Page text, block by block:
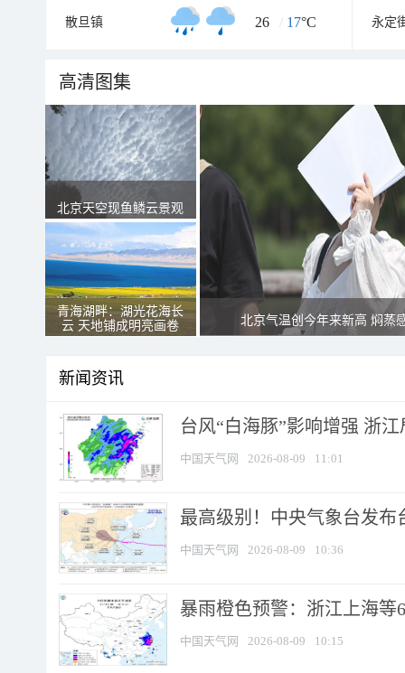
散旦镇 26 / 17°C 永定
高清图集
北京天空现鱼鳞云景观
青海湖畔：湖光花海长
云 天地铺成明亮画卷
北京气温创今年来新高 焖蒸
新闻资讯
台风“白海豚”影响增强 浙
中国天气网 2026-08-09 11:01
最高级别！中央气象台发布
中国天气网 2026-08-09 10:36
暴雨橙色预警：浙江上海等
中国天气网 2026-08-09 10:15